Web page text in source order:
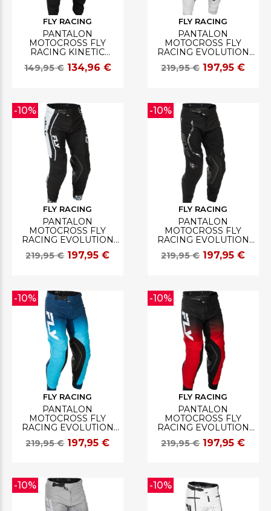
FLY RACING
PANTALON
MOTOCROSS FLY
RACING KINETIC
BLEU/GRIS/NOIR
149,95 € 134,96 €
FLY RACING
PANTALON
MOTOCROSS FLY
RACING EVOLUTION
DST LE FLASH
BLANC/ARGENT
219,95 € 197,95 €
FLY RACING
PANTALON
MOTOCROSS FLY
RACING EVOLUTION
DST DBK
NOIR/BLANC/ROUGE
219,95 € 197,95 €
-10%
FLY RACING
PANTALON
MOTOCROSS FLY
RACING EVOLUTION
DST SPARK EDITION
SPECIALE
219,95 € 197,95 €
-10%
FLY RACING
PANTALON
MOTOCROSS FLY
RACING EVOLUTION
DST BLEU/BLANC
219,95 € 197,95 €
-10%
FLY RACING
PANTALON
MOTOCROSS FLY
RACING EVOLUTION
DST
ROUGE/NOIR/BLANC
219,95 € 197,95 €
-10%
-10% -10%